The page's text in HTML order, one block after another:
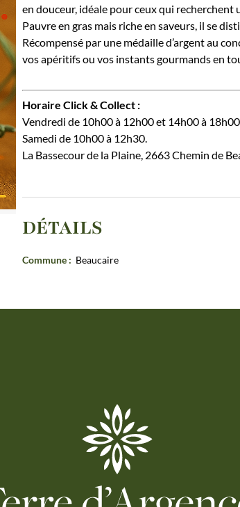
en douceur, idéale pour ceux qui
Pauvre en gras mais riche en saveurs, il se
Récompensé par une médaille d’argent au
vos apéritifs ou vos instants gourmands en
Horaire Click & Collect :
Vendredi de 10h00 à 12h00 et 14h00 à
Samedi de 10h00 à 12h30.
La Bassecour de la Plaine, 2663 Chemin de
DÉTAILS
Commune : Beaucaire